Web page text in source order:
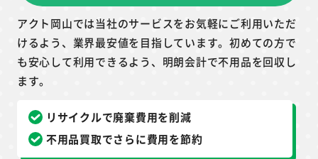
アクト岡山では当社のサービスをお気軽にご利用いただ
けるよう、業界最安値を目指しています。初めての方で
も安心して利用できるよう、明朗会計で不用品を回収し
ます。
リサイクルで廃棄費用を削減
不用品買取でさらに費用を節約